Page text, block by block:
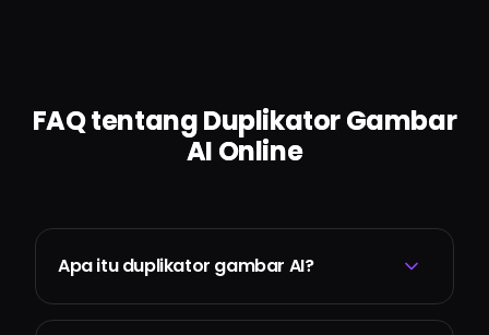
FAQ tentang Duplikator Gambar
AI Online
Apa itu duplikator gambar AI?